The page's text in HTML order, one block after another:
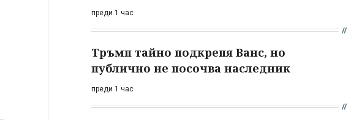
преди 1 час
Тръмп тайно подкрепя Ванс, но
публично не посочва наследник
преди 1 час